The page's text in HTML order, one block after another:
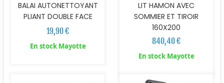
BALAI AUTONETTOYANT
PLIANT DOUBLE FACE
19,90 €
En stock Mayotte
LIT HAMON AVEC
SOMMIER ET TIROIR
160X200
840,40 €
En stock Mayotte